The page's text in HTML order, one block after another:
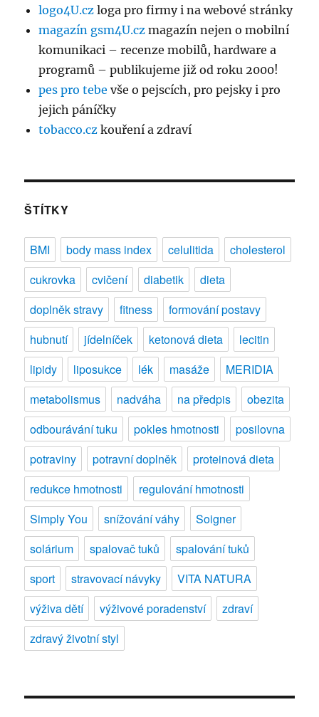
logo4U.cz loga pro firmy i na webové stránky
magazín gsm4U.cz magazín nejen o mobilní
komunikaci – recenze mobilů, hardware a
programů – publikujeme již od roku 2000!
pes pro tebe vše o pejscích, pro pejsky i pro
jejich páníčky
tobacco.cz kouření a zdraví
ŠTÍTKY
BMI body mass index celulitida
cholesterol
cukrovka
cvičení diabetik
dieta
doplněk stravy
fitness
formování postavy
hubnutí
jídelníček ketonová dieta
lecitin
lipidy
liposukce lék masáže
MERIDIA
metabolismus
nadváha na předpis
obezita
odbourávání tuku
pokles hmotnosti
posilovna
potraviny
potravní doplněk
proteinová dieta
redukce hmotnosti
regulování hmotnosti
Simply You
snížování váhy
Soigner
solárium
spalovač tuků
spalování tuků
sport
stravovací návyky
VITA NATURA
výživa dětí
výživové poradenství
zdraví
zdravý životní styl